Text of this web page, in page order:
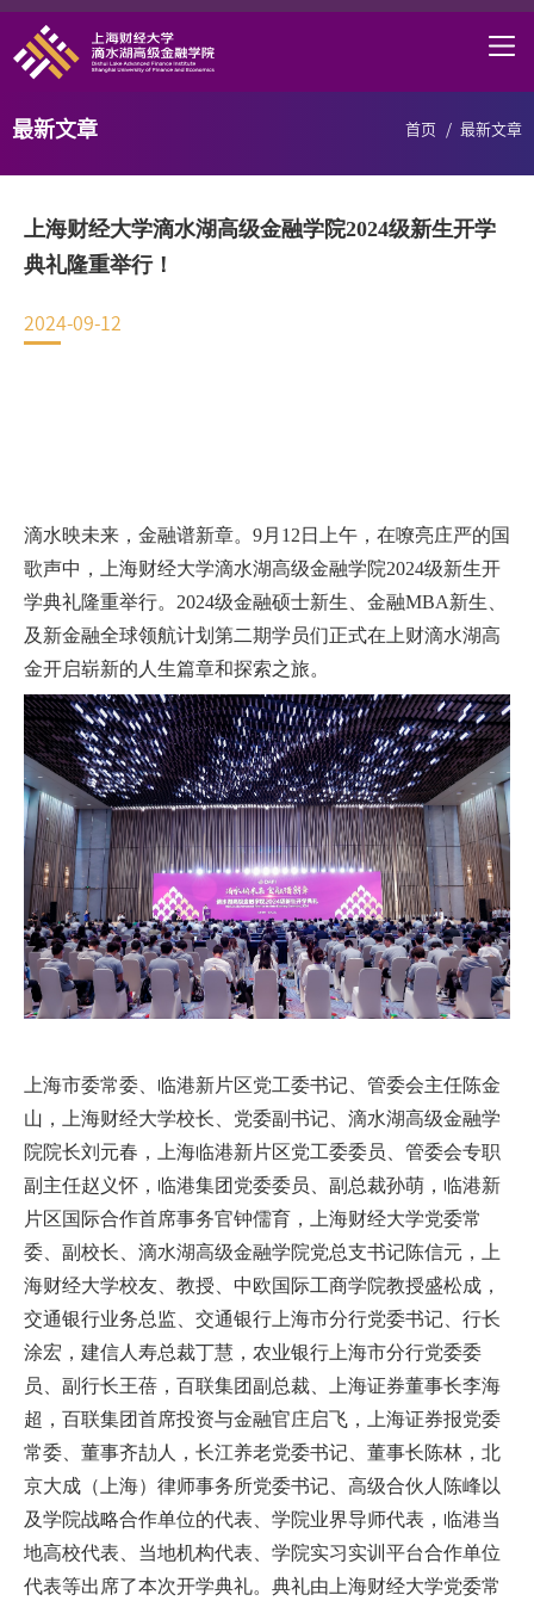
首页
学术研究
EN
地址：上海市浦东新区海基六路99号创新魔坊三期2号楼
邮编：201306
总机：021-38221153
邮箱：dafi@sufe.edu.cn
首页 / 最新文章
最新文章
上海财经大学滴水湖高级金融学院2024级新生开学
典礼隆重举行！
2024-09-12
滴水映未来，金融谱新章。 9月 12日上午，在嘹亮庄严的国
歌声中，上海财经大学滴水湖高级金融学院2024级新生开
学典礼隆重举行。 2024级金融硕士新生、金融MBA新生、
及新金融全球领航计划第二期学员们正式在上财滴水湖高
金开启崭新的人生篇章和探索之旅。
上海市委常委、临港新片区党工委书记、管委会主任陈金
山，上海财经大学校长、党委副书记、滴水湖高级金融学
院院长刘元春，上海临港新片区党工委委员、管委会专职
副主任赵义怀，临港集团党委委员、副总裁孙萌，临港新
片区国际合作首席事务官钟儒育，上海财经大学党委常
委、副校长、滴水湖高级金融学院党总支书记陈信元，上
海财经大学校友、教授、中欧国际工商学院教授盛松成，
交通银行业务总监、交通银行上海市分行党委书记、行长
涂宏，建信人寿总裁丁慧，农业银行上海市分行党委委
员、副行长王蓓，百联集团副总裁、上海证券董事长李海
超，百联集团首席投资与金融官庄启飞，上海证券报党委
常委、董事齐劼人，长江养老党委书记、董事长陈林，北
京大成（上海）律师事务所党委书记、高级合伙人陈峰以
及学院战略合作单位的代表、学院业界导师代表，临港当
地高校代表、当地机构代表、学院实习实训平台合作单位
代表等出席了本次开学典礼。典礼由上海财经大学党委常